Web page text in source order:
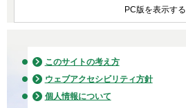
PC版を表示する
このサイトの考え方
ウェブアクセシビリティ方針
個人情報について